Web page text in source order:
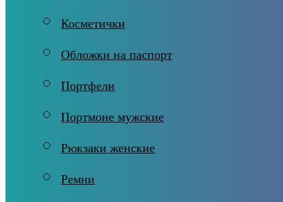
Косметички
Обложки на паспорт
Портфели
Портмоне мужские
Рюкзаки женские
Ремни